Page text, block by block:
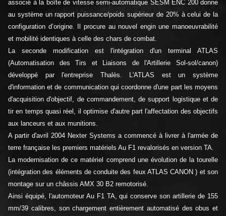
associé à la boîte de vitesse semi-automatique SESM ENC 200 donne
au système un rapport puissance/poids supérieur de 20% à celui de la
configuration d’origine. Il procure au nouvel engin une manoeuvrabilité
et mobilité identiques à celle des chars de combat.
La seconde modification est l'intégration d'un terminal ATLAS
(Automatisation des Tirs et Liaisons de l'Artillerie Sol-sol/canon)
développé par l'entreprise Thalès. L'ATLAS est un système
d'information et de communication qui coordonne d'une part les moyens
d'acquisition d'objectif, de commandement, de support logistique et de
tir en temps quasi réel, il optimise d'autre part l'affectation des objectifs
aux lanceurs et aux munitions.
A partir d'avril 2004 Nexter Systems a commencé à livrer à l'armée de
terre française les premiers matériels Au F1 revalorisés en version TA.
La modernisation de ce matériel comprend une évolution de la tourelle
(intégration des éléments de conduite des feux ATLAS CANON ) et son
montage sur un châssis AMX 30 B2 remotorisé.
Ainsi équipé, l'automoteur Au F1 TA, qui conserve son artillerie de 155
mm/39 calibres, son chargement entièrement automatisé des obus et